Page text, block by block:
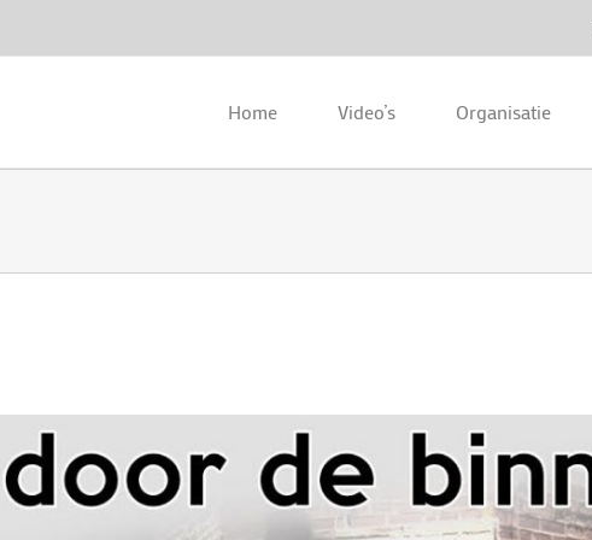
Home Video’s Organisatie